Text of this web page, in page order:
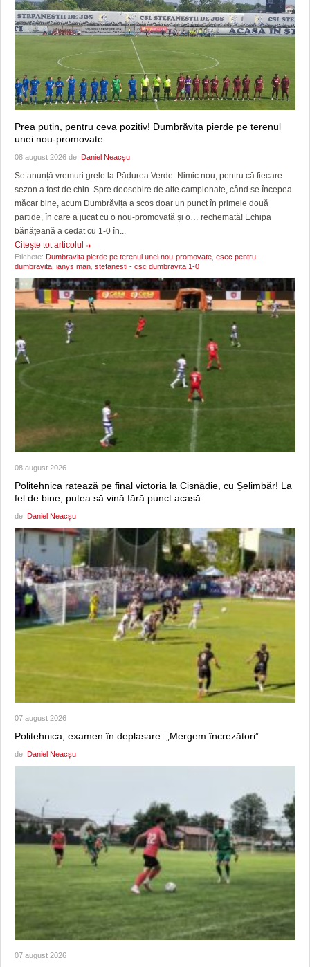
Prea puțin, pentru ceva pozitiv! Dumbrăvița pierde pe terenul
unei nou-promovate
08 august 2026 de: Daniel Neacșu
Se anunță vremuri grele la Pădurea Verde. Nimic nou, pentru că fiecare
sezon a fost de chin. Spre deosebire de alte campionate, când se începea
măcar bine, acum Dumbrăvița a scos doar un punct în primele două
partide, în care a jucat cu o nou-promovată și o… rechemată! Echipa
bănățeană a cedat cu 1-0 în...
Citeşte tot articolul
Etichete: Dumbravita pierde pe terenul unei nou-promovate esec pentru
dumbravita ianys man stefanesti - csc dumbravita 1-0
08 august 2026
Politehnica ratează pe final victoria la Cisnădie, cu Șelimbăr! La
fel de bine, putea să vină fără punct acasă
de: Daniel Neacșu
07 august 2026
Politehnica, examen în deplasare: „Mergem încrezători”
de: Daniel Neacșu
07 august 2026